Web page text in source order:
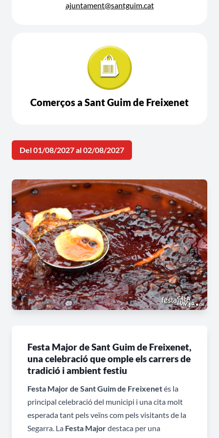
ajuntament@santguim.cat
Comerços a Sant Guim de Freixenet
Del 01/08/2027 al 02/08/2027
Festa Major de Sant Guim de Freixenet,
una celebració que omple els carrers de
tradició i ambient festiu
Festa Major de Sant Guim de Freixenetés la
principal celebració del municipi i una cita molt
esperada tant pels veïns com pels visitants de la
Segarra. La Festa Majordestaca per una